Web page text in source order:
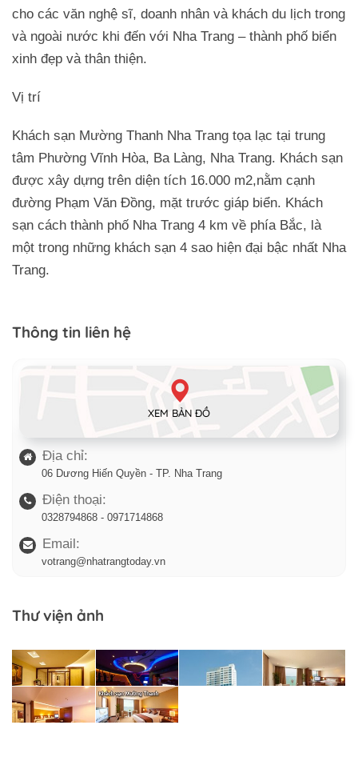
cho các văn nghệ sĩ, doanh nhân và khách du lịch trong
và ngoài nước khi đến với Nha Trang – thành phố biển
xinh đẹp và thân thiện.
Vị trí
Khách sạn Mường Thanh Nha Trang tọa lạc tại trung
tâm Phường Vĩnh Hòa, Ba Làng, Nha Trang. Khách sạn
được xây dựng trên diện tích 16.000 m2,nằm cạnh
đường Phạm Văn Đồng, mặt trước giáp biển. Khách
sạn cách thành phố Nha Trang 4 km về phía Bắc, là
một trong những khách sạn 4 sao hiện đại bậc nhất Nha
Trang.
Thông tin liên hệ
XEM BẢN ĐỒ
Địa chỉ:
06 Dương Hiến Quyền - TP. Nha Trang
Điện thoại:
0328794868 - 0971714868
Email:
votrang@nhatrangtoday.vn
Thư viện ảnh